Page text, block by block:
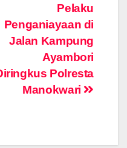
Pelaku
Penganiayaan di
Jalan Kampung
Ayambori
Polresta
Manokwari